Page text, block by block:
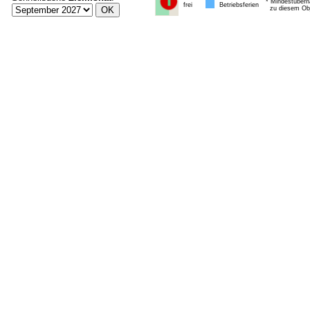
frei Betriebsferien
*
zu diesem